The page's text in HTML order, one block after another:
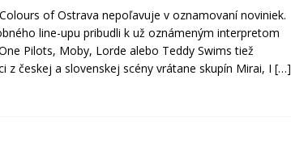
of Ostrava nepoľavuje v oznamovaní noviniek.
line-upu pribudli k už oznámeným interpretom
Pilots, Moby, Lorde alebo Teddy Swims tiež
z českej a slovenskej scény vrátane skupín Mirai, I […]